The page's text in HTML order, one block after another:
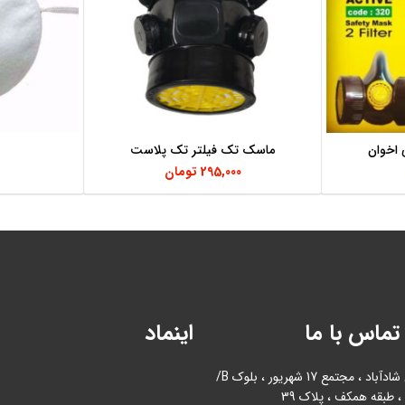
اخوان افزودن به سبد خرید
ماسک تک فیلتر تک پلاست
295,000 تومان
تماس با ما
آدرس : بازار آهن شادآباد ، مجتمع 17 شهریور ، بلوک B/
طبقه همکف ، پلاک 39
اینماد